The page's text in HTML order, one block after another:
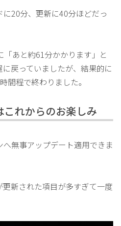
20分、更新に40分ほどだっ
あと約61分かかります」と
戻っていましたが、結果的に
間程で終わりました。
れからのお楽しみ
無事アップデート適用できま
新された項目が多すぎて一度